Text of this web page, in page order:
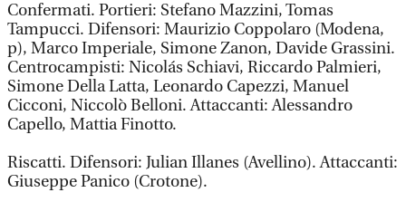
Confermati. Portieri: Stefano Mazzini, Tomas
Tampucci. Difensori: Maurizio Coppolaro (Modena,
p), Marco Imperiale, Simone Zanon, Davide Grassini.
Centrocampisti: Nicolás Schiavi, Riccardo Palmieri,
Simone Della Latta, Leonardo Capezzi, Manuel
Cicconi, Niccolò Belloni. Attaccanti: Alessandro
Capello, Mattia Finotto.
Riscatti. Difensori: Julian Illanes (Avellino). Attaccanti:
Giuseppe Panico (Crotone).